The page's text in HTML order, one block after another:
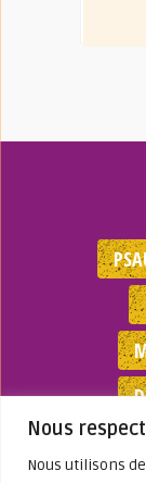
Nous
Nous utilisons